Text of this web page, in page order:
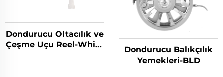
Dondurucu Oltacılık ve
Çeşme Uçu Reel-White
Dondurucu Balıkçılık
Yemekleri-BLD